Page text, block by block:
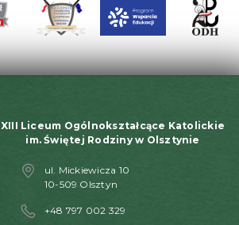
XIII Liceum Ogólnokształcące Katolickie
im. Świętej Rodziny w Olsztynie
ul. Mickiewicza 10
10-509 Olsztyn
+48 797 002 329